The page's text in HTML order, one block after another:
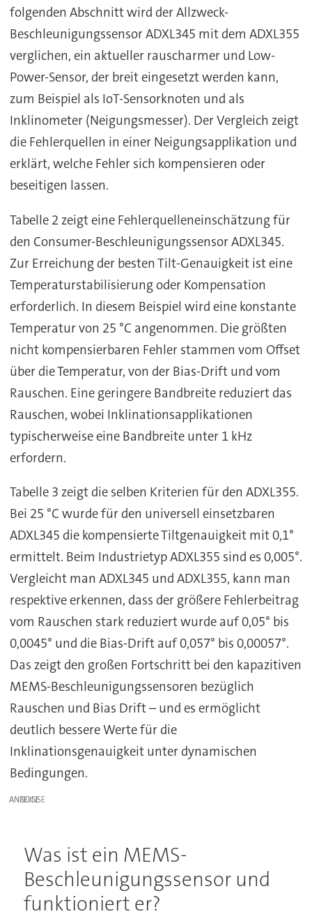
folgenden Abschnitt wird der Allzweck-
Beschleunigungssensor ADXL345 mit dem ADXL355
verglichen, ein aktueller rauscharmer und Low-
Power-Sensor, der breit eingesetzt werden kann,
zum Beispiel als IoT-Sensorknoten und als
Inklinometer (Neigungsmesser). Der Vergleich zeigt
die Fehlerquellen in einer Neigungsapplikation und
erklärt, welche Fehler sich kompensieren oder
beseitigen lassen.
Tabelle 2 zeigt eine Fehlerquelleneinschätzung für
den Consumer-Beschleunigungssensor ADXL345.
Zur Erreichung der besten Tilt-Genauigkeit ist eine
Temperaturstabilisierung oder Kompensation
erforderlich. In diesem Beispiel wird eine konstante
Temperatur von 25 °C angenommen. Die größten
nicht kompensierbaren Fehler stammen vom Offset
über die Temperatur, von der Bias-Drift und vom
Rauschen. Eine geringere Bandbreite reduziert das
Rauschen, wobei Inklinationsapplikationen
typischerweise eine Bandbreite unter 1 kHz
erfordern.
Tabelle 3 zeigt die selben Kriterien für den ADXL355.
Bei 25 °C wurde für den universell einsetzbaren
ADXL345 die kompensierte Tiltgenauigkeit mit 0,1°
ermittelt. Beim Industrietyp ADXL355 sind es 0,005°.
Vergleicht man ADXL345 und ADXL355, kann man
respektive erkennen, dass der größere Fehlerbeitrag
vom Rauschen stark reduziert wurde auf 0,05° bis
0,0045° und die Bias-Drift auf 0,057° bis 0,00057°.
Das zeigt den großen Fortschritt bei den kapazitiven
MEMS-Beschleunigungssensoren bezüglich
Rauschen und Bias Drift – und es ermöglicht
deutlich bessere Werte für die
Inklinationsgenauigkeit unter dynamischen
Bedingungen.
ANZEIGE
Was ist ein MEMS-
Beschleunigungssensor und
funktioniert er?